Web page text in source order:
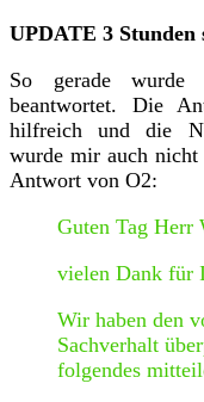
UPDATE 3 Stunden
So gerade
beantwortet. Die
hilfreich und die
wurde mir auch
Antwort von O2:
Guten Tag Herr
vielen Dank für
Wir haben den
Sachverhalt
folgendes